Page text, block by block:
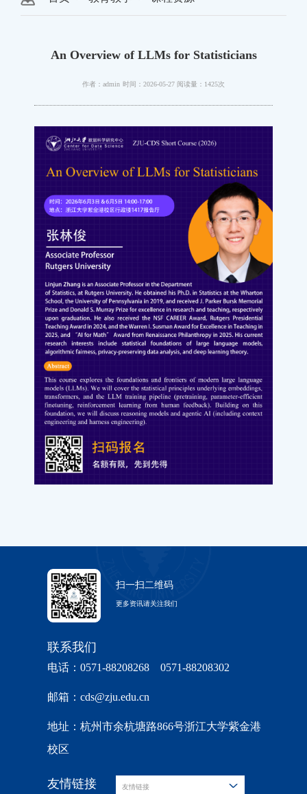
An Overview of LLMs for Statisticians
作者：admin 时间：2026-05-27 阅读量：1425次
扫一扫二维码
更多资讯请关注我们
联系我们
电话：0571-88208268 0571-88208302
邮箱：cds@zju.edu.cn
地址：杭州市余杭塘路866号浙江大学紫金港
校区
友情链接 友情链接